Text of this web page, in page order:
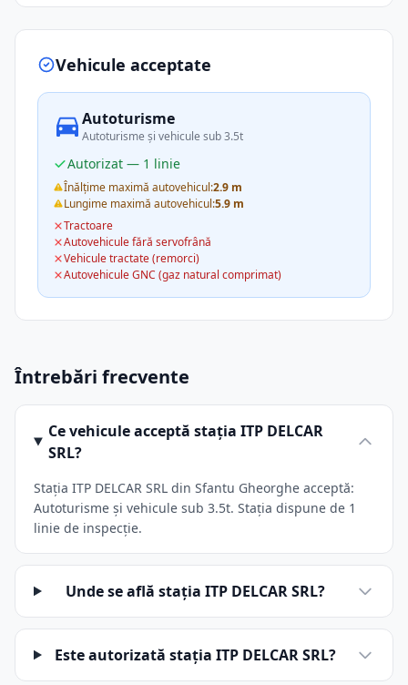
Vehicule acceptate
Autoturisme
Autoturisme și vehicule sub 3.5t
Autorizat — 1 linie
Înălțime maximă autovehicul:2.9 m
Lungime maximă autovehicul:5.9 m
Tractoare
Autovehicule fără servofrână
Vehicule tractate (remorci)
Autovehicule GNC (gaz natural comprimat)
Întrebări frecvente
Ce vehicule acceptă stația ITP DELCAR
SRL?
Stația ITP DELCAR SRL din Sfantu Gheorghe acceptă:
Autoturisme și vehicule sub 3.5t. Stația dispune de 1
linie de inspecție.
Unde se află stația ITP DELCAR SRL?
Este autorizată stația ITP DELCAR SRL?